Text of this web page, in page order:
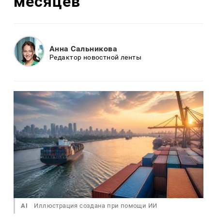
Анна Сальникова
Редактор новостной ленты
AI Иллюстрация создана при помощи ИИ